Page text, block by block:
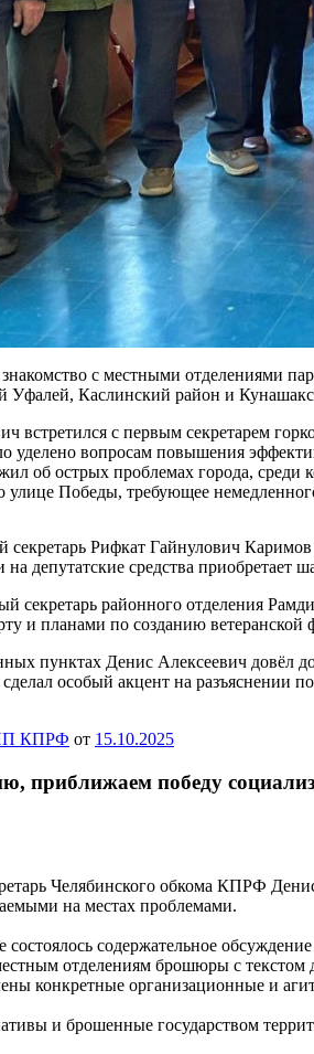
с местными отделениями
Каслинский район и
встретился с первым секретарем
уделено вопросам повышения
об острых проблемах города,
улице Победы, требующее
Рифкат Гайнулович
на депутатские средства
секретарь районного отделения
и планами по созданию ветеранской
пунктах Денис Алексеевич довёл
особый акцент на
КПРФ от 15.10.2025
приближаем победу
Челябинского обкома КПРФ
на местах проблемами.
содержательное
отделениям брошюры с текстом
конкретные организационные и
и брошенные государством